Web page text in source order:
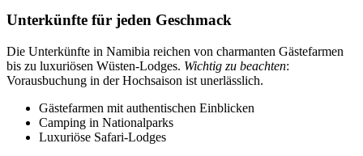
Unterkünfte für jeden Geschmack
Die Unterkünfte in Namibia reichen von charmanten Gästefarmen
bis zu luxuriösen Wüsten-Lodges. Wichtig zu beachten:
Vorausbuchung in der Hochsaison ist unerlässlich.
Gästefarmen mit authentischen Einblicken
Camping in Nationalparks
Luxuriöse Safari-Lodges